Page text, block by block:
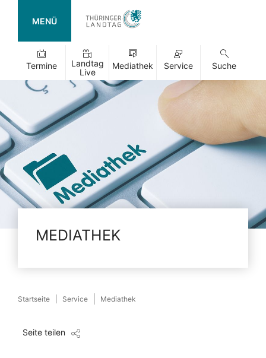
MENÜ
Termine
Landtag
Live
Mediathek Service Suche
MEDIATHEK
Startseite Service Mediathek
Seite teilen